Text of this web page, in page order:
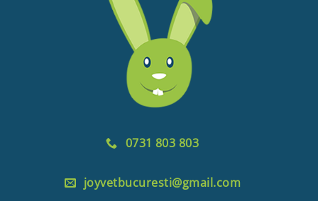
0731 803 803
joyvetbucuresti@gmail.com